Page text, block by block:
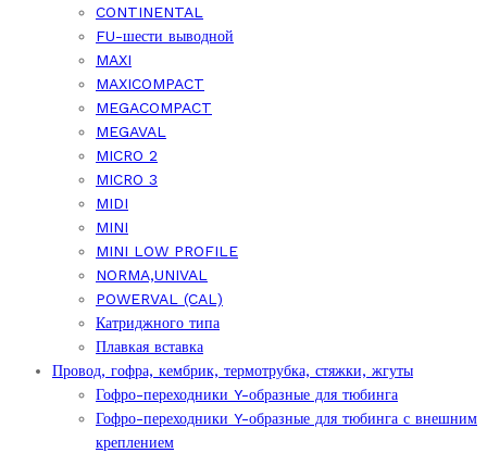
CONTINENTAL
FU-шести выводной
MAXI
MAXICOMPACT
MEGACOMPACT
MEGAVAL
MICRO 2
MICRO 3
MIDI
MINI
MINI LOW PROFILE
NORMA,UNIVAL
POWERVAL (CAL)
Катриджного типа
Плавкая вставка
Провод, гофра, кембрик, термотрубка, стяжки, жгуты
Гофро-переходники Y-образные для тюбинга
Гофро-переходники Y-образные для тюбинга с внешним
креплением